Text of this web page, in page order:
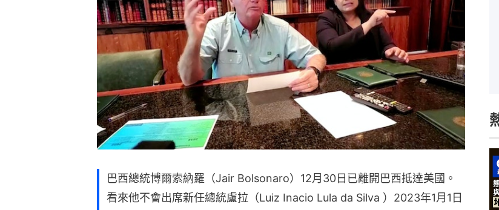
巴西總統博爾索納羅（Jair Bolsonaro）12月30日已離開巴西抵達美國。
看來他不會出席新任總統盧拉（Luiz Inacio Lula da Silva ）2023年1月1日